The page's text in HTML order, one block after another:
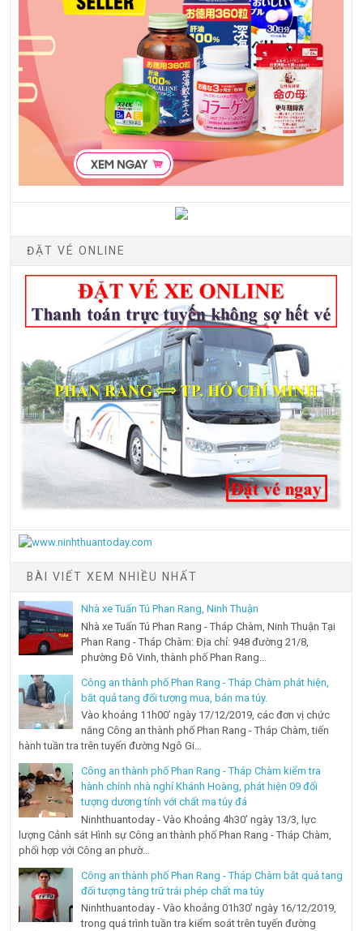
ĐẶT VÉ ONLINE
BÀI VIẾT XEM NHIỀU NHẤT
Nhà xe Tuấn Tú Phan Rang, Ninh Thuận
Nhà xe Tuấn Tú Phan Rang - Tháp Chàm, Ninh Thuận Tại
Phan Rang - Tháp Chàm: Địa chỉ: 948 đường 21/8,
phường Đô Vinh, thành phố Phan Rang...
Công an thành phố Phan Rang - Tháp Chàm phát hiện,
bắt quả tang đối tượng mua, bán ma túy.
Vào khoảng 11h00’ ngày 17/12/2019, các đơn vị chức
năng Công an thành phố Phan Rang - Tháp Chàm, tiến
hành tuần tra trên tuyến đường Ngô Gi...
Công an thành phố Phan Rang - Tháp Chàm kiểm tra
hành chính nhà nghỉ Khánh Hoàng, phát hiện 09 đối
tượng dương tính với chất ma túy đá
Ninhthuantoday - Vào Khoảng 4h30’ ngày 13/3, lực
lượng Cảnh sát Hình sự Công an thành phố Phan Rang - Tháp Chàm,
phối hợp với Công an phườ...
Công an thành phố Phan Rang - Tháp Chàm bắt quả tang
đối tượng tàng trữ trái phép chất ma túy
Ninhthuantoday - Vào khoảng 01h30’ ngày 16/12/2019,
trong quá trình tuần tra kiểm soát trên tuyến đường